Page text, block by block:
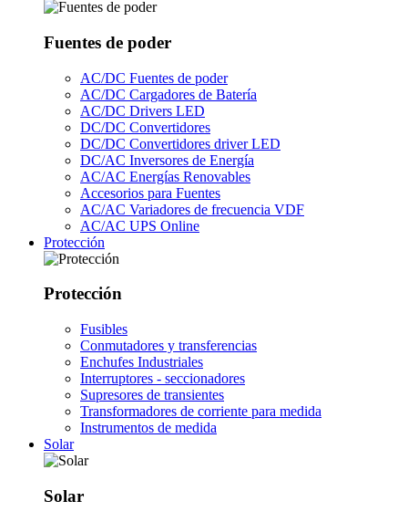
Fuentes de poder
AC/DC Fuentes de poder
AC/DC Cargadores de Batería
AC/DC Drivers LED
DC/DC Convertidores
DC/DC Convertidores driver LED
DC/AC Inversores de Energía
AC/AC Energías Renovables
Accesorios para Fuentes
AC/AC Variadores de frecuencia VDF
AC/AC UPS Online
Protección
Protección
Fusibles
Conmutadores y transferencias
Enchufes Industriales
Interruptores - seccionadores
Supresores de transientes
Transformadores de corriente para medida
Instrumentos de medida
Solar
Solar